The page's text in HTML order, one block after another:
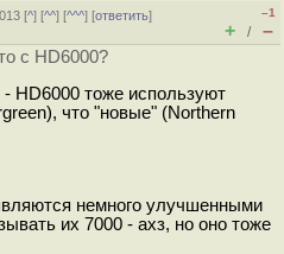
[^] [^^] [^^^] [ответить]
–1
+ / –
с HD6000?
HD6000 тоже используют
что "новые" (Northern
немного улучшенными
их 7000 - ахз, но оно тоже